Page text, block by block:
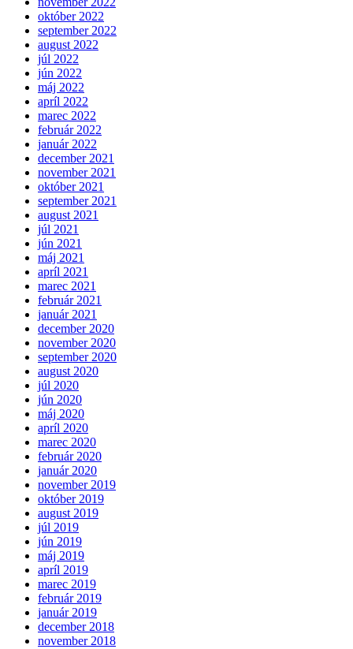
október 2022
september 2022
august 2022
júl 2022
jún 2022
máj 2022
apríl 2022
marec 2022
február 2022
január 2022
december 2021
november 2021
október 2021
september 2021
august 2021
júl 2021
jún 2021
máj 2021
apríl 2021
marec 2021
február 2021
január 2021
december 2020
november 2020
september 2020
august 2020
júl 2020
jún 2020
máj 2020
apríl 2020
marec 2020
február 2020
január 2020
november 2019
október 2019
august 2019
júl 2019
jún 2019
máj 2019
apríl 2019
marec 2019
február 2019
január 2019
december 2018
november 2018